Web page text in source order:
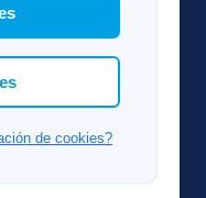
a elección das
de cookies?